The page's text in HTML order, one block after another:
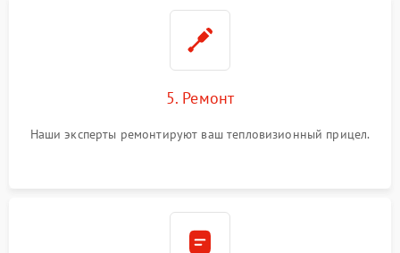
5. Ремонт
Наши эксперты ремонтируют ваш тепловизионный прицел.